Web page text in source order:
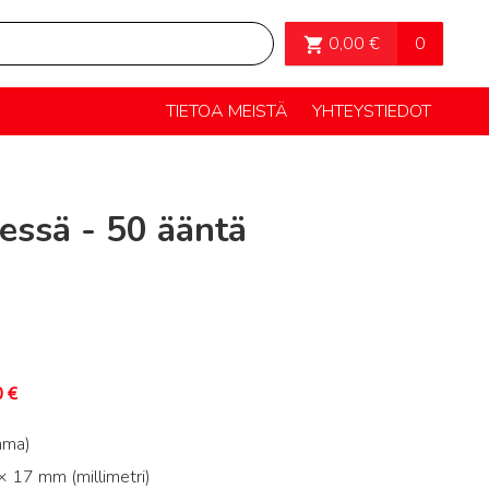
0,00 € 0
OSTOSKORI>
TIETOA MEISTÄ YHTEYSTIEDOT
- 50 ääntä
€
17 mm (millimetri)